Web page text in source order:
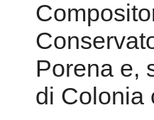
Porena e,
di Colonia